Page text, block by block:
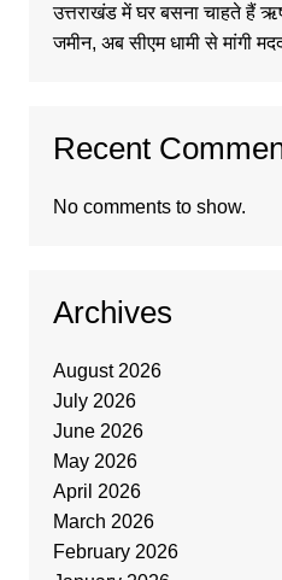
उत्तराखंड में घर बसना चाहते हैं
जमीन, अब सीएम धामी से मांगी
Recent
No comments to show.
Archives
August 2026
July 2026
June 2026
May 2026
April 2026
March 2026
February 2026